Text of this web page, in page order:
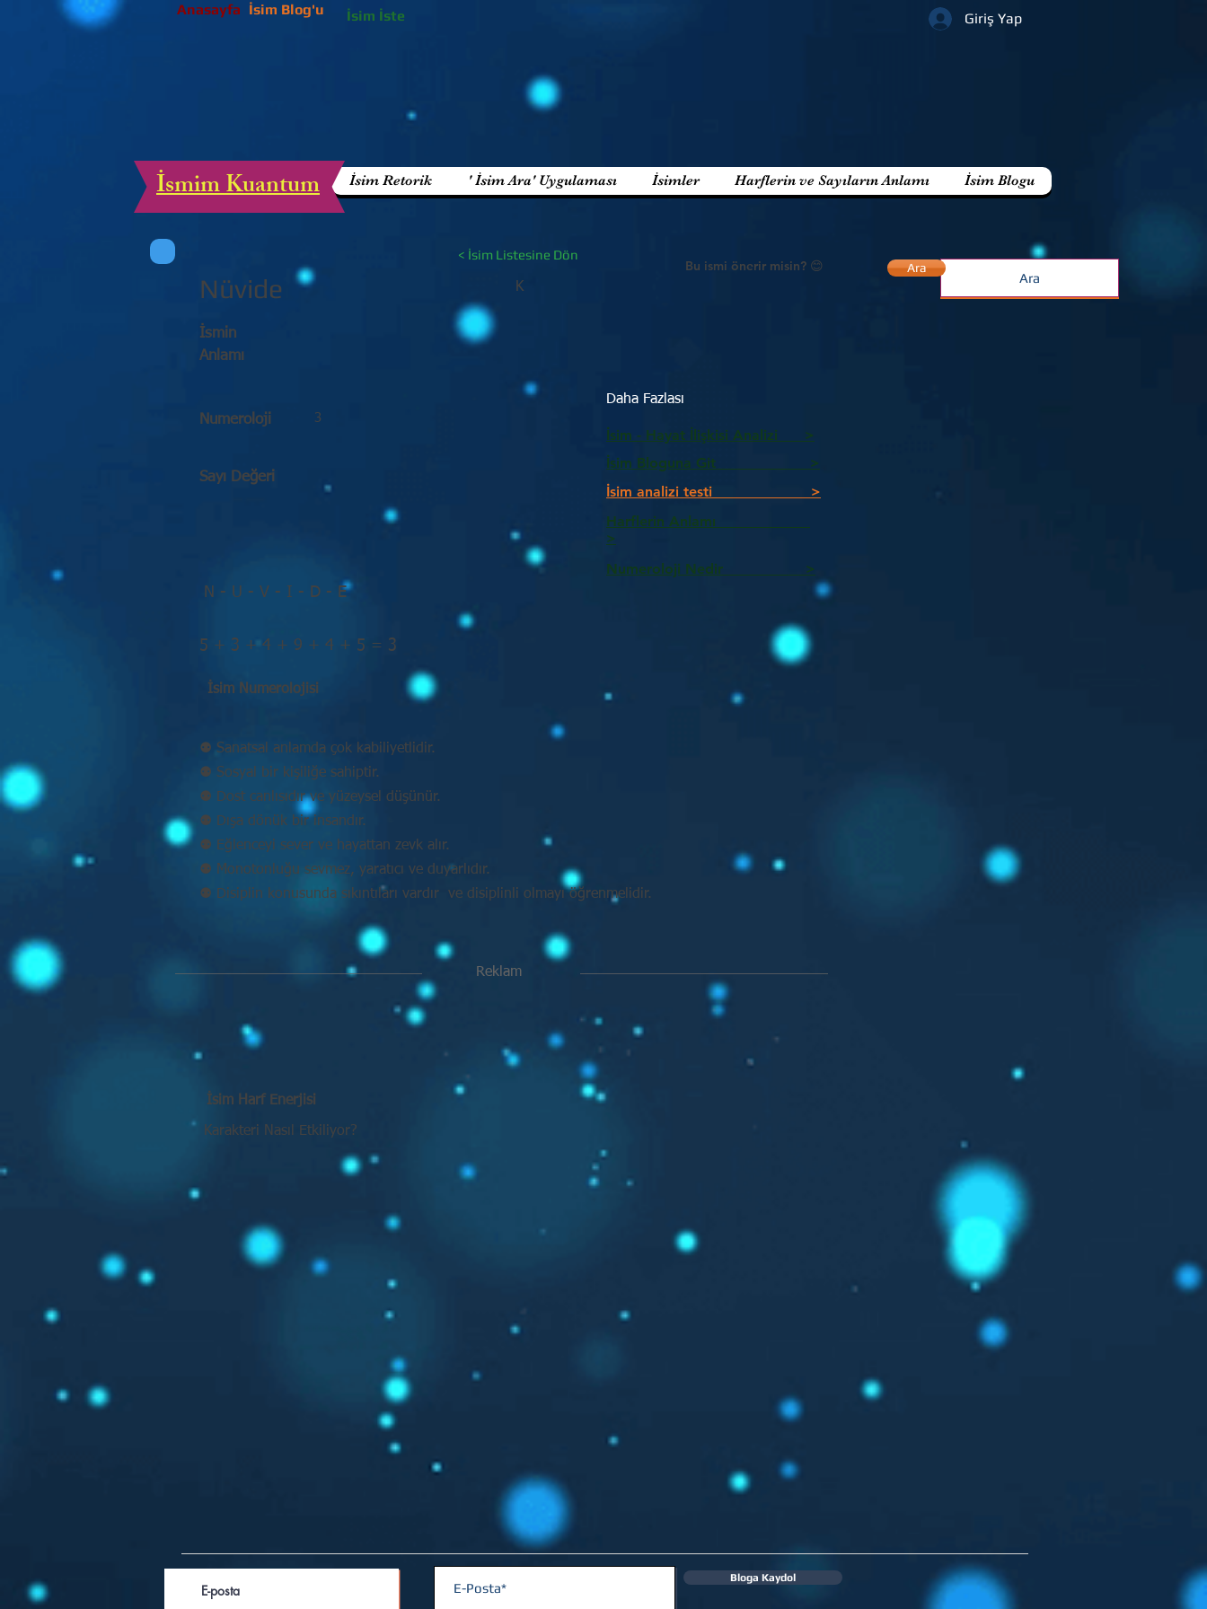
Anasayfa
Giriş Yap
İsim Blog'u İsim İste
İsim Retorik ' İsim Ara' Uygulaması İsimler Harflerin ve Sayıların Anlamı İsim Blogu
İsmim Kuantum
< İsim Listesine Dön
Nüvide K
Bu ismi önerir misin? 😊
İsmin
Anlamı
Numeroloji 3
Sayı Değeri
N - U - V - I - D - E
Daha Fazlası
İsim - Hayat İlişkisi Analizi >
İsim Bloguna Git >
İsim analizi testi >
Harflerin Anlamı
>
Numeroloji Nedir_________ >
5 + 3 + 4 + 9 + 4 + 5 = 3
İsim Numerolojisi
⚉ Sanatsal anlamda çok kabiliyetlidir.
⚉ Sosyal bir kişiliğe sahiptir.
⚉ Dost canlısıdır ve yüzeysel düşünür.
⚉ Dışa dönük bir insandır.
⚉ Eğlenceyi sever ve hayattan zevk alır.
⚉ Monotonluğu sevmez, yaratıcı ve duyarlıdır.
⚉ Disiplin konusunda sıkıntıları vardır ve disiplinli olmayı öğrenmelidir.
Reklam
İsim Harf Enerjisi
Karakteri Nasıl Etkiliyor?
Ara
Bloga Kaydol